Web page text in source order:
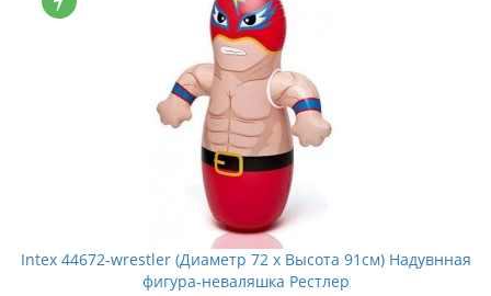
Intex 44672-wrestler (Диаметр 72 x Высота 91см) Надувнная
фигура-неваляшка Рестлер